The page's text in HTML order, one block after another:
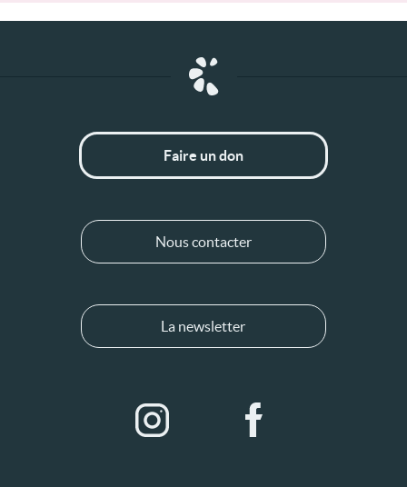
Faire un don
Nous contacter
La newsletter